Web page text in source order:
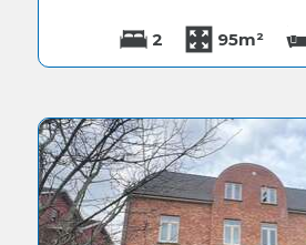
2 95m²